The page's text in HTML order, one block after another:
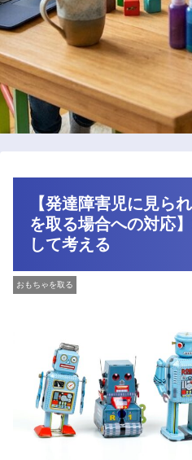
【発達障害児に見ら
を取る場合への対応
して考える
おもちゃを取る